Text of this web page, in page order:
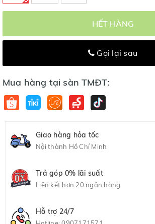
HẾT HÀNG
Gọi lại sau
Mua hàng tại sàn TMĐT:
Giao hàng hỏa tốc
Nội thành Hồ Chí Minh
Trả góp 0% lãi suất
Liên kết hơn 20 ngân hàng
Hỗ trợ 24/7